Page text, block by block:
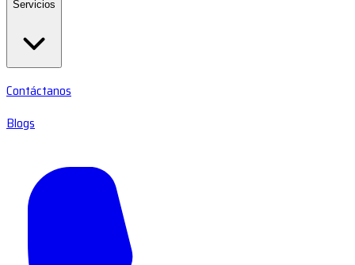
Servicios
Contáctanos
Blogs